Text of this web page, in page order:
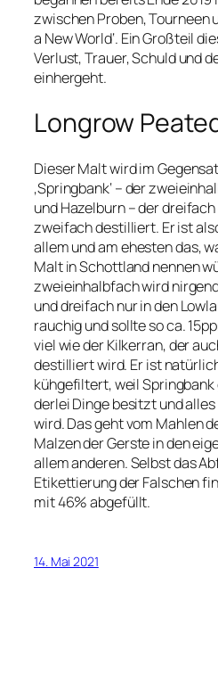
zwischen Proben, Tourneen
a New World‘. Ein Großteil
Verlust, Trauer, Schuld und
einhergeht.
Longrow
Dieser Malt wird im
‚Springbank‘ – der
und Hazelburn – der
zweifach destilliert. Er ist
allem und am ehesten das,
Malt in Schottland nennen
zweieinhalbfach wird
und dreifach nur in den
rauchig und sollte so ca.
viel wie der Kilkerran, der
destilliert wird. Er ist
kühgefiltert, weil
derlei Dinge besitzt und
wird. Das geht vom Mahlen
Malzen der Gerste in den
allem anderen. Selbst das
Etikettierung der Falschen
mit 46% abgefüllt.
14. Mai 2021